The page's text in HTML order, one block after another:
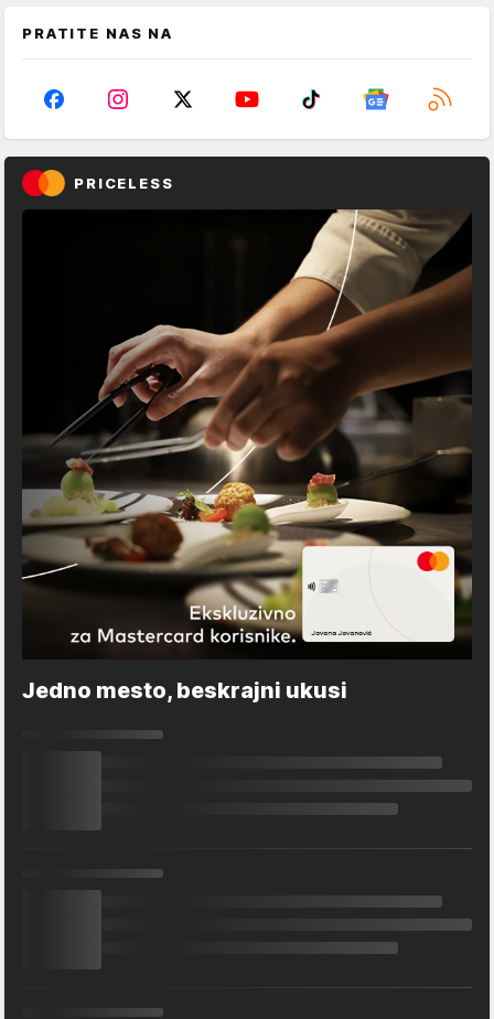
PRATITE NAS NA
PRICELESS
Jedno mesto, beskrajni ukusi